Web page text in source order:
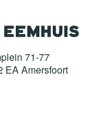
71-77
EA Amersfoort